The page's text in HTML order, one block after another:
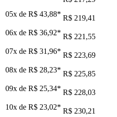
05x de R$ 43,88* R$ 219,41
06x de R$ 36,92* R$ 221,55
07x de R$ 31,96* R$ 223,69
08x de R$ 28,23* R$ 225,85
09x de R$ 25,34* R$ 228,03
10x de R$ 23,02* R$ 230,21